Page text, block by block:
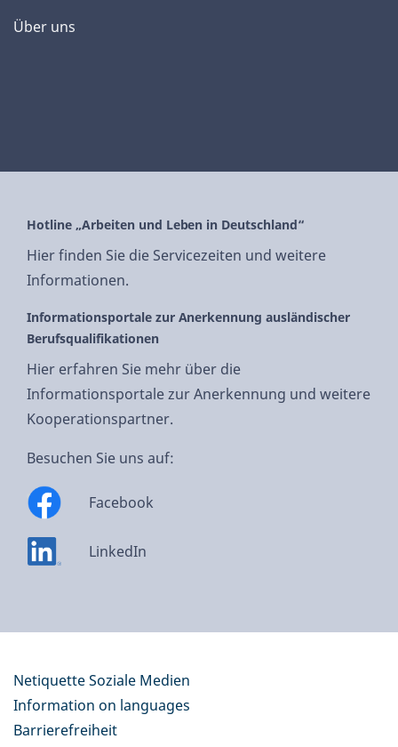
Über uns
Hotline „Arbeiten und Leben in Deutschland“
Hier finden Sie die Servicezeiten und weitere
Informationen.
Informationsportale zur Anerkennung ausländischer
Berufsqualifikationen
Hier erfahren Sie mehr über die
Informationsportale zur Anerkennung und weitere
Kooperationspartner.
Besuchen Sie uns auf:
Facebook
LinkedIn
Netiquette Soziale Medien
Information on languages
Barrierefreiheit